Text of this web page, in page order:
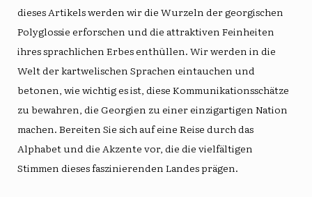
dieses Artikels werden wir die Wurzeln der georgischen
Polyglossie erforschen und die attraktiven Feinheiten
ihres sprachlichen Erbes enthüllen. Wir werden in die
Welt der kartwelischen Sprachen eintauchen und
betonen, wie wichtig es ist, diese Kommunikationsschätze
zu bewahren, die Georgien zu einer einzigartigen Nation
machen. Bereiten Sie sich auf eine Reise durch das
Alphabet und die Akzente vor, die die vielfältigen
Stimmen dieses faszinierenden Landes prägen.